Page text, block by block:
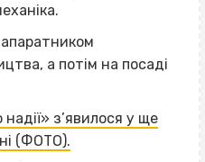
а потім на посаді
з’явилося у ще
(ФОТО).